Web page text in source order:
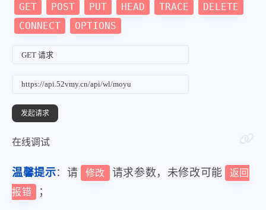
GET POST PUT HEAD TRACE
DELETE
CONNECT
OPTIONS
在线调试
温馨提示：请 修改 请求参数，未修改可能
返回
报错
；